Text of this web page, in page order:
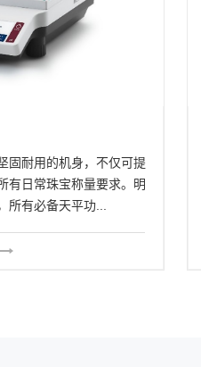
固耐用的机身，不仅可提
所有必备天平功...